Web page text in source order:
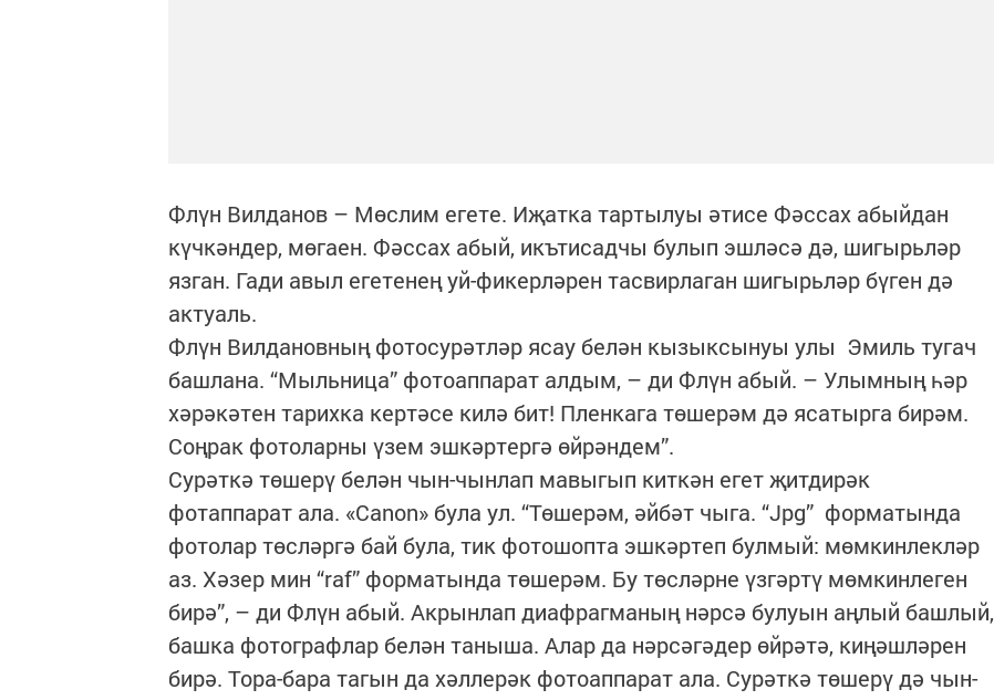
Флүн Вилданов – Мөслим егете. Иҗатка тартылуы әтисе Фәссах абыйдан
күчкәндер, мөгаен. Фәссах абый, икътисадчы булып эшләсә дә, шигырьләр
язган. Гади авыл егетенең уй-фикерләрен тасвирлаган шигырьләр бүген дә
актуаль.
Флүн Вилдановның фотосурәтләр ясау белән кызыксынуы улы Эмиль тугач
башлана. “Мыльница” фотоаппарат алдым, – ди Флүн абый. – Улымның һәр
хәрәкәтен тарихка кертәсе килә бит! Пленкага төшерәм дә ясатырга бирәм.
Соңрак фотоларны үзем эшкәртергә өйрәндем”.
Сурәткә төшерү белән чын-чынлап мавыгып киткән егет җитдирәк
фотаппарат ала. «Canon» була ул. “Төшерәм, әйбәт чыга. “Jpg” форматында
фотолар төсләргә бай була, тик фотошопта эшкәртеп булмый: мөмкинлекләр
аз. Хәзер мин “raf” форматында төшерәм. Бу төсләрне үзгәртү мөмкинлеген
бирә”, – ди Флүн абый. Акрынлап диафрагманың нәрсә булуын аңлый башлый,
башка фотографлар белән таныша. Алар да нәрсәгәдер өйрәтә, киңәшләрен
бирә. Тора-бара тагын да хәллерәк фотоаппарат ала. Сурәткә төшерү дә чын-